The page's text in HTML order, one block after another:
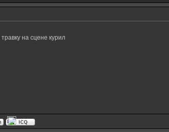
на сцене курил